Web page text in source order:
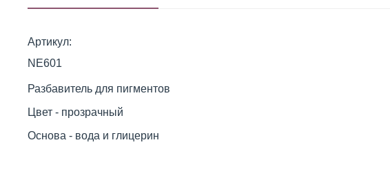
Артикул:
NE601
Разбавитель для пигментов
Цвет - прозрачный
Основа - вода и глицерин